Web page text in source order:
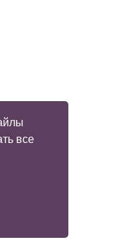
все